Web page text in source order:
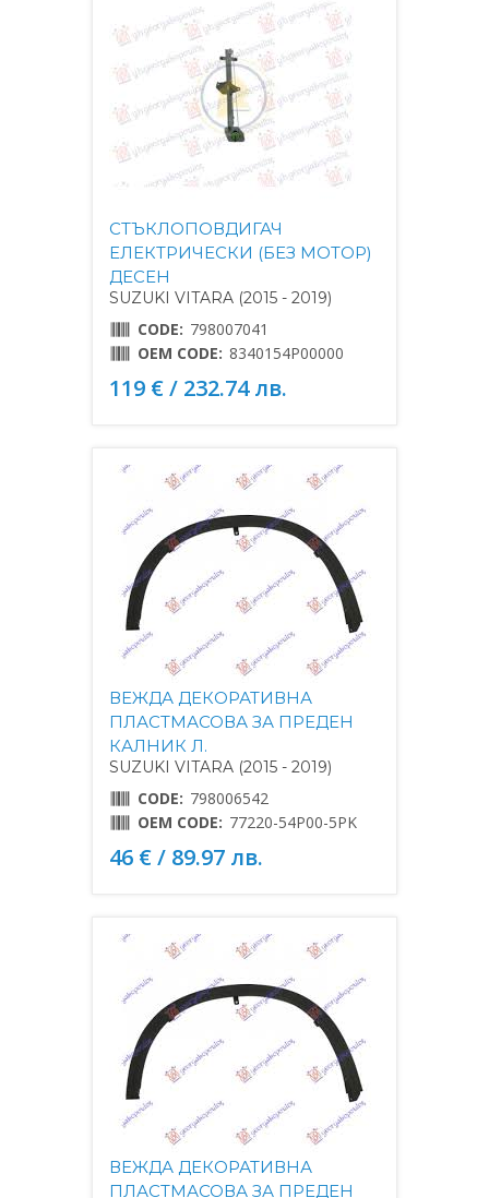
СТЪКЛОПОВДИГАЧ
ЕЛЕКТРИЧЕСКИ (БЕЗ МОТОР)
ДЕСЕН
SUZUKI VITARA (2015 - 2019)
CODE: 798007041
OEM CODE: 8340154P00000
119 € / 232.74 лв.
ВЕЖДА ДЕКОРАТИВНА
ПЛАСТМАСОВА ЗА ПРЕДЕН
КАЛНИК Л.
SUZUKI VITARA (2015 - 2019)
CODE: 798006542
OEM CODE: 77220-54P00-5PK
46 € / 89.97 лв.
ВЕЖДА ДЕКОРАТИВНА
ПЛАСТМАСОВА ЗА ПРЕДЕН